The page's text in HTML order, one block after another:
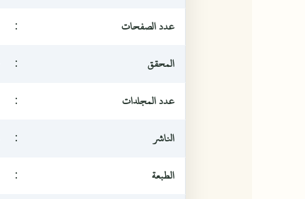
عدد الصفحات
:
المحقق
:
عدد المجلدات
:
الناشر
:
الطبعة
: